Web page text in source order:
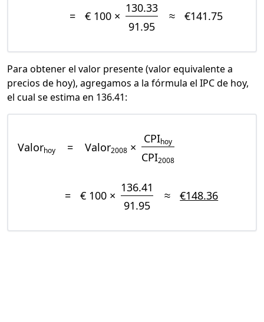
= € 100 ×
130.33
91.95
≈ €141.75
Para obtener el valor presente (valor equivalente a
precios de hoy), agregamos a la fórmula el IPC de hoy,
el cual se estima en 136.41:
Valorhoy = Valor2008 ×
CPIhoy
CPI2008
= € 100 ×
136.41
91.95
≈ €148.36